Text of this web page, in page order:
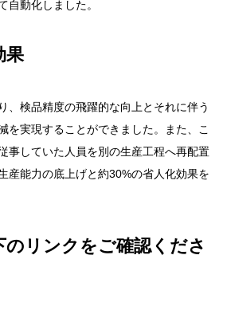
自動化しました。
果
、検品精度の飛躍的な向上とそれに伴う
を実現することができました。また、こ
事していた人員を別の生産工程へ再配置
産能力の底上げと約30%の省人化効果を
リンクをご確認くださ